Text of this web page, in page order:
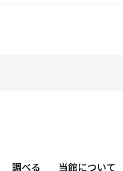
調べる 当館について